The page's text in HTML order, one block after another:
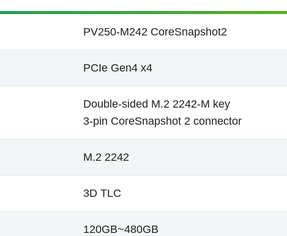
PV250-M242 CoreSnapshot2
PCIe Gen4 x4
Double-sided M.2 2242-M key
3-pin CoreSnapshot 2 connector
M.2 2242
3D TLC
120GB~480GB